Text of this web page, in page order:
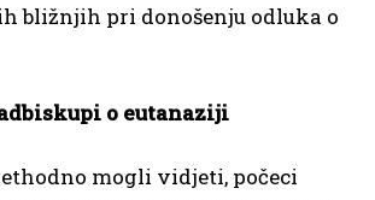
bližnjih pri donošenju odluka o
o eutanaziji
mogli vidjeti, počeci